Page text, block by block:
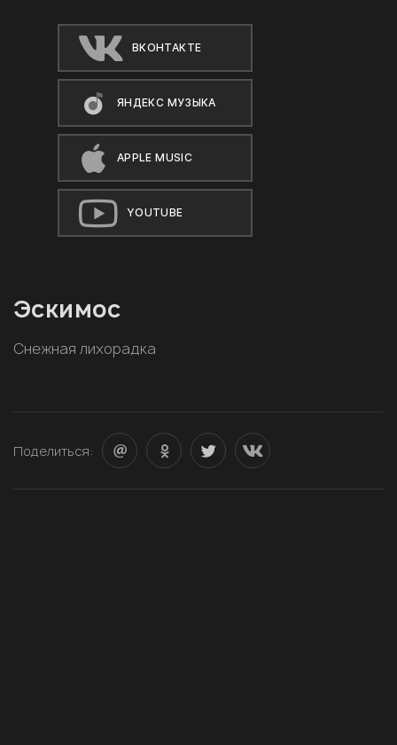
ВКОНТАКТЕ
ЯНДЕКС МУЗЫКА
APPLE MUSIC
YOUTUBE
Эскимос
Снежная лихорадка
Поделиться: